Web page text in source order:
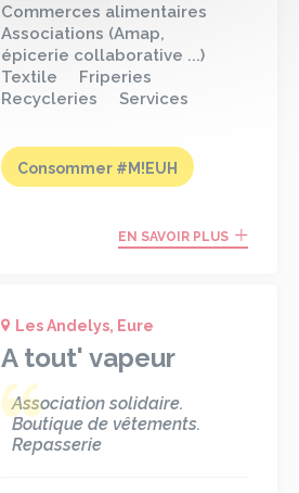
Commerces alimentaires
Associations (Amap,
épicerie collaborative ...)
Textile
Friperies
Recycleries
Services
Consommer #M!EUH
EN SAVOIR PLUS
Les Andelys, Eure
A tout' vapeur
Association solidaire.
Boutique de vêtements.
Repasserie